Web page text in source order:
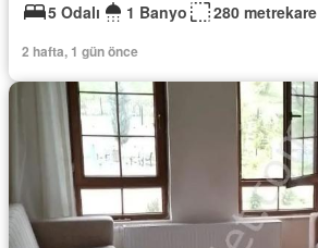
5 Odalı
1 Banyo 280 metrekare
2 hafta, 1 gün önce